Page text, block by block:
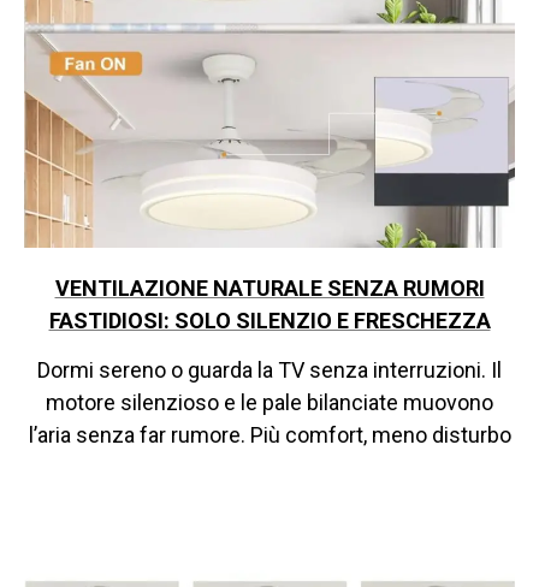
VENTILAZIONE NATURALE SENZA RUMORI
FASTIDIOSI: SOLO SILENZIO E FRESCHEZZA
Dormi sereno o guarda la TV senza interruzioni. Il
motore silenzioso e le pale bilanciate muovono
l’aria senza far rumore. Più comfort, meno disturbo